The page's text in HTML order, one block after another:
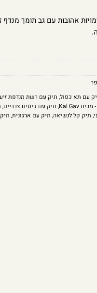
דמויות אהובות עם גב תומך
עם תא כפול, תיק עם רשת מנדפת
, תיק עם כיסים צדדיים,
, תיק קל לנשיאה, תיק עם ארגונית,